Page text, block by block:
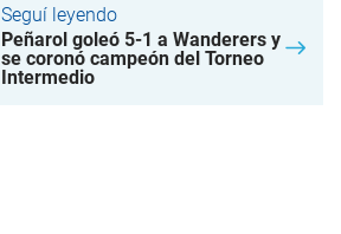
Seguí leyendo
Peñarol goleó 5-1 a Wanderers y
se coronó campeón del Torneo
Intermedio